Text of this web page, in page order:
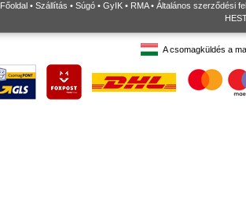
Főoldal • Szállítás • Súgó • GyIK • RMA• Általános szerződési
A csomagküldés a